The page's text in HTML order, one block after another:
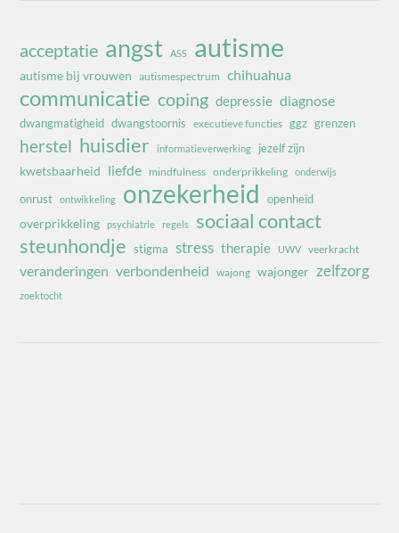
acceptatie angst ASS autisme
autisme bij vrouwen autismespectrum chihuahua
communicatie coping depressie diagnose
dwangmatigheid dwangstoornis executieve functies ggz grenzen
herstel huisdier informatieverwerking jezelf zijn
kwetsbaarheid liefde mindfulness onderprikkeling onderwijs
onrust ontwikkeling onzekerheid openheid
overprikkeling psychiatrie regels
sociaal contact
steunhondje stigma stress therapie UWV veerkracht
veranderingen verbondenheid wajong wajonger zelfzorg
zoektocht